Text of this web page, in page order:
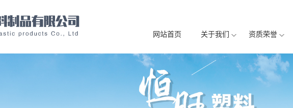
wwwroot/source/cache/license_cache.php): failed to open stream: Permission denied in /home/
网站首页 关于我们 资质荣誉